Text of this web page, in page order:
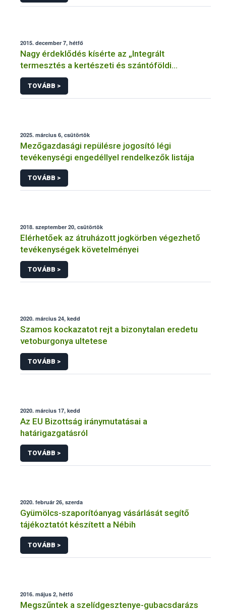
2015. december 7, hétfő
Nagy érdeklődés kísérte az „Integrált
termesztés a kertészeti és szántóföldi
TOVÁBB >
2025. március 6, csütörtök
Mezőgazdasági repülésre jogosító légi
tevékenységi engedéllyel rendelkezők listája
TOVÁBB >
2018. szeptember 20, csütörtök
Elérhetőek az átruházott jogkörben végezhető
tevékenységek követelményei
TOVÁBB >
2020. március 24, kedd
Szamos kockazatot rejt a bizonytalan eredetu
vetoburgonya ultetese
TOVÁBB >
2020. március 17, kedd
Az EU Bizottság iránymutatásai a
határigazgatásról
TOVÁBB >
2020. február 26, szerda
Gyümölcs-szaporítóanyag vásárlását segítő
tájékoztatót készített a Nébih
TOVÁBB >
2016. május 2, hétfő
Megszűntek a szelídgesztenye-gubacsdarázs